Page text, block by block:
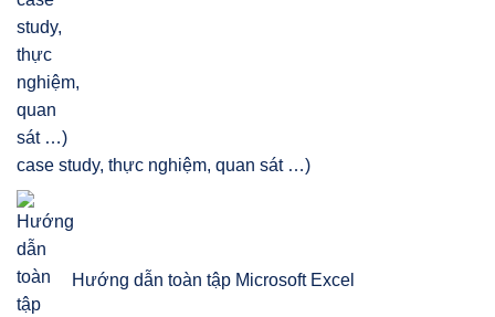
case study, thực nghiệm, quan sát …)
Hướng dẫn toàn tập Microsoft Excel